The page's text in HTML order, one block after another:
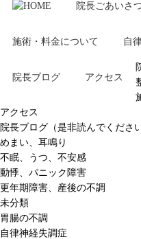
院長ごあいさ
施術・料金について 自
院長ブログ アクセス
アクセス
院長ブログ（是非読んでください
めまい、耳鳴り
不眠、うつ、不安感
動悸、パニック障害
更年期障害、産後の不調
未分類
胃腸の不調
自律神経失調症